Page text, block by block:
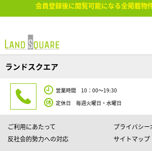
会員登録後に閲覧可能になる全掲載物
ランドスクエア
営業時間 10：00～19:30
定休日 毎週火曜日・水曜日
ご利用にあたって
プライバシー
反社会的勢力への対応
サイトマップ